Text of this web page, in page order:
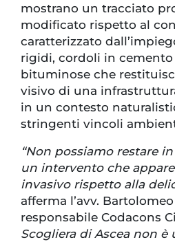
mostrano un tracciato
modificato rispetto al
caratterizzato
rigidi, cordoli in cemento
bituminose che
visivo di una
in un contesto
stringenti vincoli
“Non possiamo restare
un intervento che
invasivo rispetto alla
afferma l’avv. Bartolomeo
responsabile Codacons
Scogliera di Ascea non